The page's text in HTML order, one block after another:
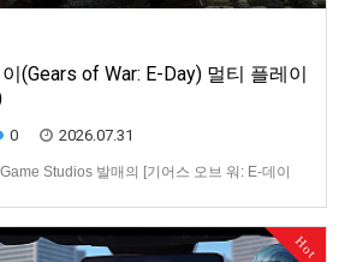
(Gears of War: E-Day) 멀티 플레이
0 2026.07.31
Studios 발매의 [기어스 오브 워: E-데이
Hot